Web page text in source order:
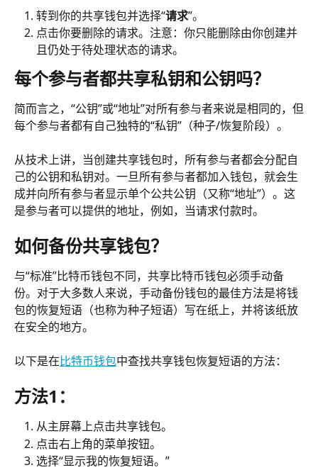
转到你的共享钱包并选择“请求”。
点击你要删除的请求。注意：你只能删除由你创建并
且仍处于待处理状态的请求。
每个参与者都共享私钥和公钥吗？
简而言之，“公钥”或“地址”对所有参与者来说是相同的，但
每个参与者都有自己独特的“私钥”（种子/恢复阶段）。
从技术上讲，当创建共享钱包时，所有参与者都会分配自
己的公钥和私钥对。一旦所有参与者都加入钱包，就会生
成并向所有参与者显示单个公共公钥（又称“地址”）。这
是参与者可以提供的地址，例如，当请求付款时。
如何备份共享钱包？
与“标准”比特币钱包不同，共享比特币钱包必须手动备
份。对于大多数人来说，手动备份钱包的最佳方法是将钱
包的恢复短语（也称为种子短语）写在纸上，并将该纸放
在安全的地方。
以下是在比特币钱包中查找共享钱包恢复短语的方法：
方法1：
从主屏幕上点击共享钱包。
点击右上角的菜单按钮。
选择“显示我的恢复短语。”